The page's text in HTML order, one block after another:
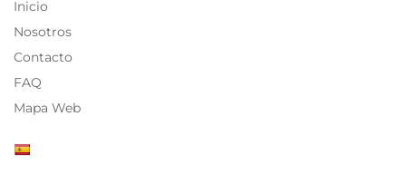
Inicio
Nosotros
Contacto
FAQ
Mapa Web